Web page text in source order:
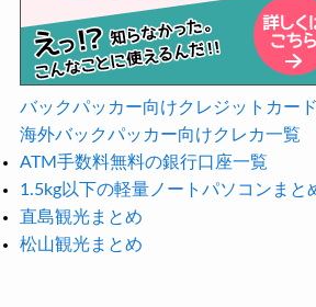
バックパッカー向けクレジットカー
海外バックパッカー向けクレカ一覧
ATM手数料無料の銀行口座一覧
1.5kg以下の軽量ノートパソコンまと
直島観光まとめ
松山観光まとめ